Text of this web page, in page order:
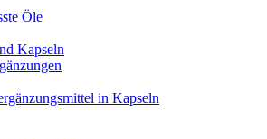
Öle
Kapseln
in Kapseln